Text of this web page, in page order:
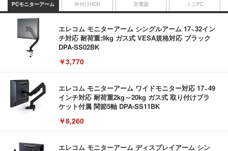
PCモニターアーム
エレコム モニターアーム シングルアーム 17~32イン
チ対応 耐荷重:9kg ガス式 VESA規格対応 ブラック
DPA-SS02BK
￥3,770
エレコム モニターアーム ワイドモニター対応 17~49
インチ対応 耐荷重2kg～20kg ガス式 取り付けブラ
ケット付属 関節5軸 DPA-SS11BK
￥8,260
エレコム モニターアーム ディスプレイアーム シン
外付けHDD 充電器 ミニPC